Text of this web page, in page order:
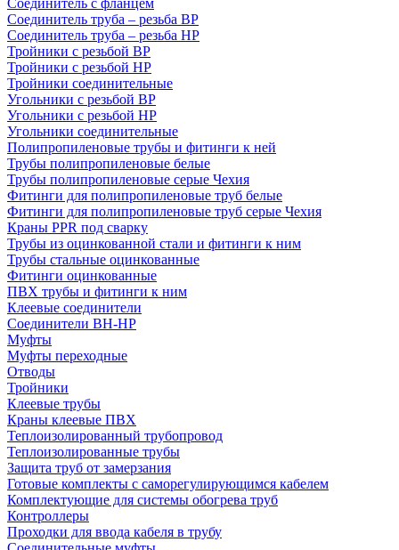
Соединитель труба – резьба ВР
Соединитель труба – резьба НР
Тройники с резьбой ВР
Тройники с резьбой НР
Тройники соединительные
Угольники с резьбой ВР
Угольники с резьбой НР
Угольники соединительные
Полипропиленовые трубы и фитинги к ней
Трубы полипропиленовые белые
Трубы полипропиленовые серые Чехия
Фитинги для полипропиленовые труб белые
Фитинги для полипропиленовые труб серые Чехия
Краны PPR под сварку
Трубы из оцинкованной стали и фитинги к ним
Трубы стальные оцинкованные
Фитинги оцинкованные
ПВХ трубы и фитинги к ним
Клеевые соединители
Соединители ВН-НР
Муфты
Муфты переходные
Отводы
Тройники
Клеевые трубы
Краны клеевые ПВХ
Теплоизолированный трубопровод
Теплоизолированные трубы
Защита труб от замерзания
Готовые комплекты с саморегулирующимся кабелем
Комплектующие для системы обогрева труб
Контроллеры
Проходки для ввода кабеля в трубу